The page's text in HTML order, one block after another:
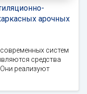
арочных
систем
средства
реализуют